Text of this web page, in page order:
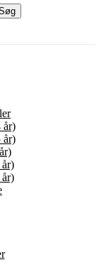
år)
år)
år)
år)